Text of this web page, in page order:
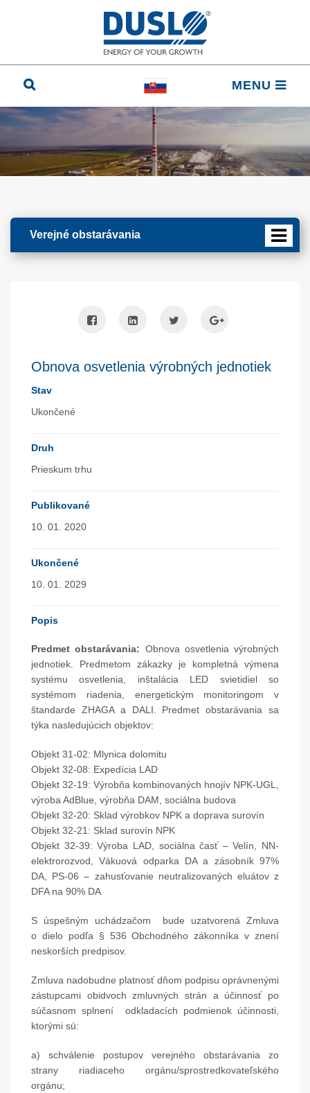
MENU
Verejné obstarávania
Obnova osvetlenia výrobných jednotiek
Stav
Ukončené
Druh
Prieskum trhu
Publikované
10. 01. 2020
Ukončené
10. 01. 2029
Popis
Predmet obstarávania: Obnova osvetlenia výrobných
jednotiek. Predmetom zákazky je kompletná výmena
systému osvetlenia, inštalácia LED svietidiel so
systémom riadenia, energetickým monitoringom v
štandarde ZHAGA a DALI. Predmet obstarávania sa
týka nasledujúcich objektov:
Objekt 31-02: Mlynica dolomitu
Objekt 32-08: Expedícia LAD
Objekt 32-19: Výrobňa kombinovaných hnojív NPK-UGL,
výroba AdBlue, výrobňa DAM, sociálna budova
Objekt 32-20: Sklad výrobkov NPK a doprava surovín
Objekt 32-21: Sklad surovín NPK
Objekt 32-39: Výroba LAD, sociálna časť – Velín, NN-
elektrorozvod, Vákuová odparka DA a zásobník 97%
DA, PS-06 – zahusťovanie neutralizovaných eluátov z
DFA na 90% DA
S úspešným uchádzačom bude uzatvorená Zmluva
o dielo podľa § 536 Obchodného zákonníka v znení
neskorších predpisov.
Zmluva nadobudne platnosť dňom podpisu oprávnenými
zástupcami obidvoch zmluvných strán a účinnosť po
súčasnom splnení odkladacích podmienok účinnosti,
ktorými sú:
a) schválenie postupov verejného obstarávania zo
strany riadiaceho orgánu/sprostredkovateľského
orgánu;